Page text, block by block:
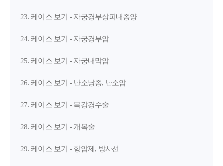
23. 케이스 보기 - 자궁경부상피내종양
24. 케이스 보기 - 자궁경부암
25. 케이스 보기 - 자궁내막암
26. 케이스 보기 - 난소낭종, 난소암
27. 케이스 보기 - 복강경수술
28. 케이스 보기 - 개복술
29. 케이스 보기 - 항암제, 방사선